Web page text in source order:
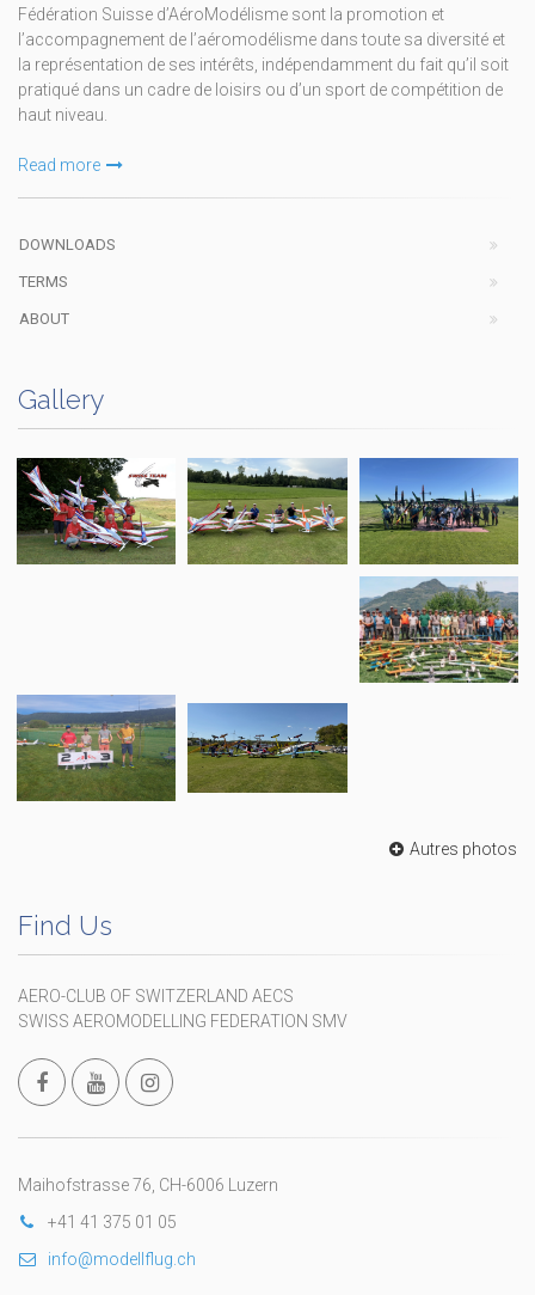
Fédération Suisse d’AéroModélisme sont la promotion et
l’accompagnement de l’aéromodélisme dans toute sa diversité et
la représentation de ses intérêts, indépendamment du fait qu’il soit
pratiqué dans un cadre de loisirs ou d’un sport de compétition de
haut niveau.
Read more
DOWNLOADS
TERMS
ABOUT
Gallery
Autres photos
Find Us
AERO-CLUB OF SWITZERLAND AECS
SWISS AEROMODELLING FEDERATION SMV
Maihofstrasse 76, CH-6006 Luzern
+41 41 375 01 05
info@modellflug.ch